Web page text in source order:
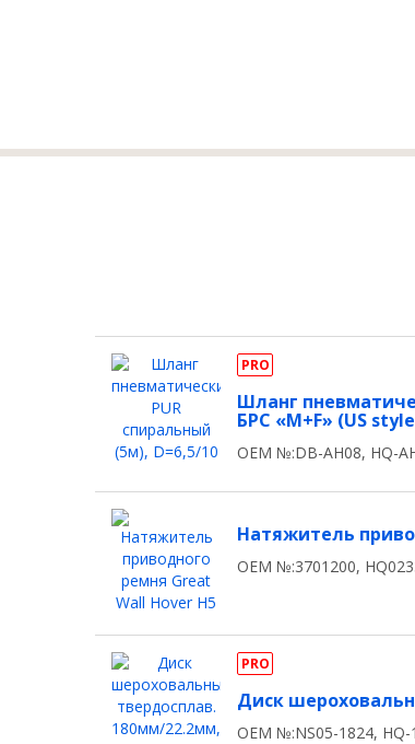
PRO
Шланг
БРС «M+F» (US
OEM №:DB-AH08, HQ-
Натяжитель
OEM №:3701200,
PRO
Диск
OEM №:NS05-1824, HQ-